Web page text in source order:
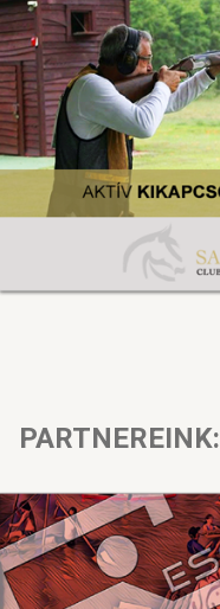
PARTNEREINK: